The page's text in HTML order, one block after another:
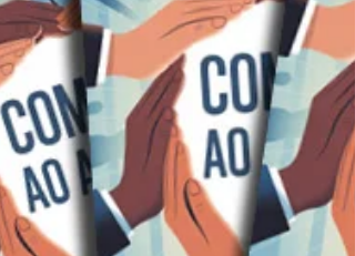
CEC Gilda Rocha , o CER